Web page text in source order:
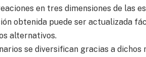
en tres dimensiones de las
obtenida puede ser actualizada
alternativos.
se diversifican gracias a